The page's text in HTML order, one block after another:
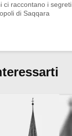
ci raccontano i segreti
di Saqqara